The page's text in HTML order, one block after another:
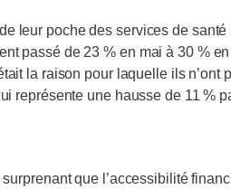
leur poche des services de
passé de 23 % en mai à 30 %
la raison pour laquelle ils n’ont
représente une hausse de 11 %
que l’accessibilité